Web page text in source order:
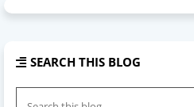
SEARCH THIS BLOG